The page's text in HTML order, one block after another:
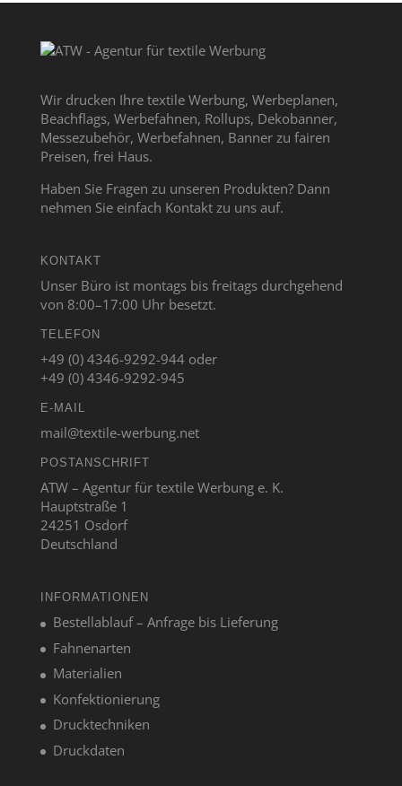
Wir drucken Ihre textile Werbung, Werbeplanen,
Beachflags, Werbefahnen, Rollups, Dekobanner,
Messezubehör, Werbefahnen, Banner zu fairen
Preisen, frei Haus.
Haben Sie Fragen zu unseren Produkten? Dann
nehmen Sie einfach Kontakt zu uns auf.
KONTAKT
Unser Büro ist montags bis freitags durchgehend
von 8:00–17:00 Uhr besetzt.
TELEFON
+49 (0) 4346-9292-944 oder
+49 (0) 4346-9292-945
E-MAIL
mail@textile-werbung.net
POSTANSCHRIFT
ATW – Agentur für textile Werbung e. K.
Hauptstraße 1
24251 Osdorf
Deutschland
INFORMATIONEN
Bestellablauf – Anfrage bis Lieferung
Fahnenarten
Materialien
Konfektionierung
Drucktechniken
Druckdaten